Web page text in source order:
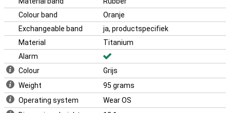
wandelen bent en je de avond ervoor bent vergeten je smartwatch
op te laden. Mocht de Watch toch leeg raken, dan hoef je niet lang
te wachten totdat de Watch weer vol is dankzij de snellaadfunctie.
Ook kun je de Samsung Galaxy Watch Ultra Titanium Grijs (Oranje
Rubberen Band) draadloos opladen.
Colour band
Oranje
Exchangeable band
ja, productspecifiek
Material
Titanium
Alarm
Colour
Grijs
Weight
95 grams
Operating system
Wear OS